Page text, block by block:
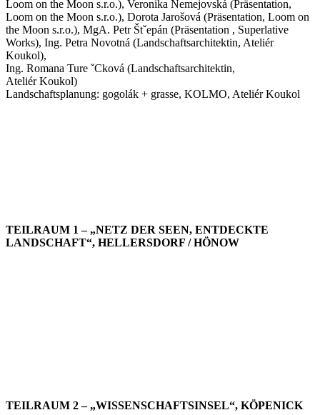
Loom on the Moon s.r.o.), Veronika Nemejovská (Präsentation,
Loom on the Moon s.r.o.), Dorota Jarošová (Präsentation, Loom on
the Moon s.r.o.), MgA. Petr Štˇepán (Präsentation , Superlative
Works), Ing. Petra Novotná (Landschaftsarchitektin, Ateliér
Koukol),
Ing. Romana Ture ˇCková (Landschaftsarchitektin,
Ateliér Koukol)
Landschaftsplanung: gogolák + grasse, KOLMO, Ateliér Koukol
TEILRAUM 1 – „NETZ DER SEEN, ENTDECKTE
LANDSCHAFT“, HELLERSDORF / HÖNOW
TEILRAUM 2 – „WISSENSCHAFTSINSEL“, KÖPENICK